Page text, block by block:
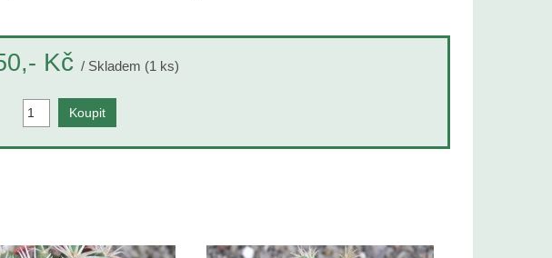
Kč / Skladem (1 ks)